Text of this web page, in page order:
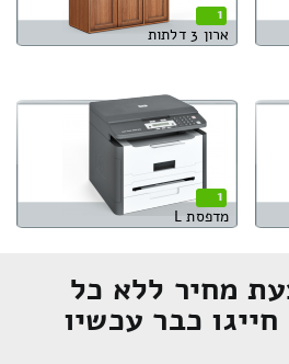
1
ארון 3 דלתות
1
מדפסת L
מחיר ללא כל
כבר עכשיו